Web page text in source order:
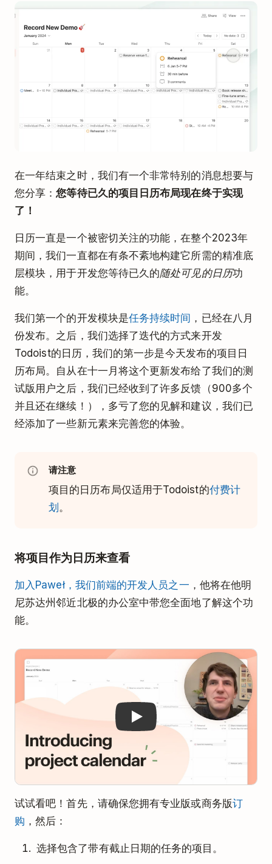
在一年结束之时，我们有一个非常特别的消息想要与
您分享：您等待已久的项目日历布局现在终于实现
了！
日历一直是一个被密切关注的功能，在整个2023年
期间，我们一直都在有条不紊地构建它所需的精准底
层模块，用于开发您等待已久的随处可见的日历功
能。
我们第一个的开发模块是任务持续时间 ，已经在八月
份发布。之后，我们选择了迭代的方式来开发
Todoist的日历，我们的第一步是今天发布的项目日
历布局。自从在十一月将这个更新发布给了我们的测
试版用户之后，我们已经收到了许多反馈（900多个
并且还在继续！），多亏了您的见解和建议，我们已
经添加了一些新元素来完善您的体验。
请注意
项目的日历布局仅适用于Todoist的付费计
划。
将项目作为日历来查看
加入Paweł，我们前端的开发人员之一 ，他将在他明
尼苏达州邻近北极的办公室中带您全面地了解这个功
能。
Play
试试看吧！首先，请确保您拥有专业版或商务版订
购 ，然后：
选择包含了带有截止日期的任务的项目。